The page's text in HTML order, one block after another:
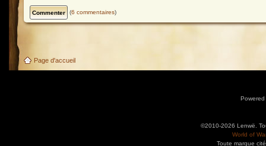
(6 commentaires)
Page d'accueil
©2010-2026 Lenwë.
World of
Toute marque